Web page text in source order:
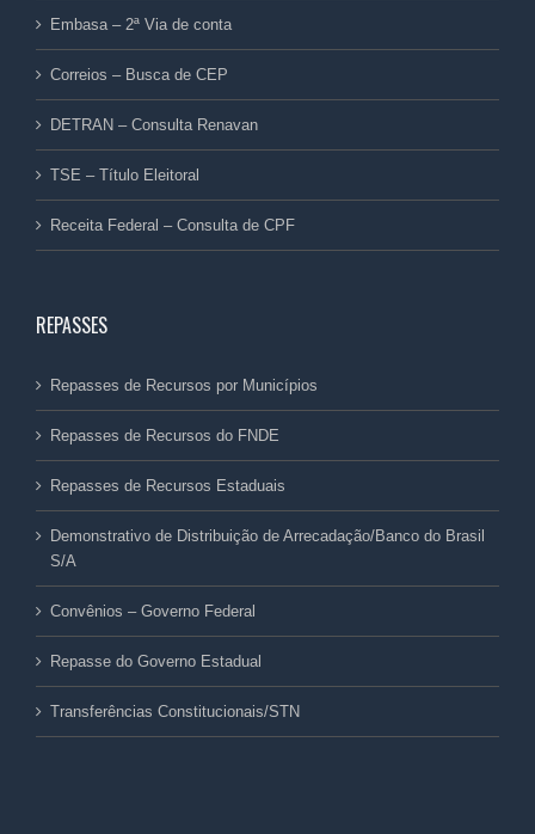
Embasa – 2ª Via de conta
Correios – Busca de CEP
DETRAN – Consulta Renavan
TSE – Título Eleitoral
Receita Federal – Consulta de CPF
REPASSES
Repasses de Recursos por Municípios
Repasses de Recursos do FNDE
Repasses de Recursos Estaduais
Demonstrativo de Distribuição de Arrecadação/Banco do Brasil
S/A
Convênios – Governo Federal
Repasse do Governo Estadual
Transferências Constitucionais/STN